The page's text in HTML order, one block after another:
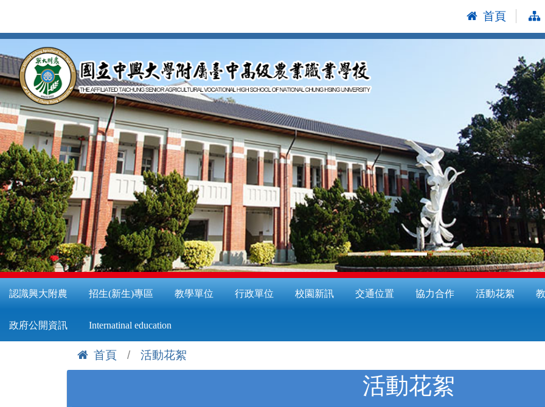
到
主
要
內
容
區
首頁
認識興大附農 招生(新生)專區 教學單位 行政單位 校園新訊 交通位置 協力合作 活動花絮
政府公開資訊 Internatinal education
首頁
活動花絮
活動花絮